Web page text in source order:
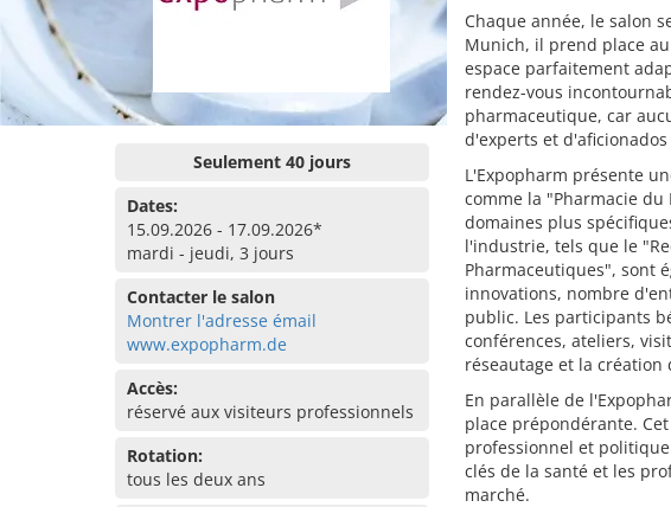
Seulement 40 jours
Dates:
15.09.2026 - 17.09.2026*
mardi - jeudi, 3 jours
Contacter le salon
Montrer l'adresse émail
www.expopharm.de
Accès:
réservé aux visiteurs professionnels
Rotation:
tous les deux ans
Chaque année, le salon
Munich, il prend place
espace parfaitement
rendez-vous
pharmaceutique, car
d'experts et
L'Expopharm présente
comme la "Pharmacie
domaines plus
l'industrie, tels que le
Pharmaceutiques", sont
innovations, nombre
public. Les participants
conférences, ateliers,
réseautage et la création
En parallèle de
place prépondérante.
professionnel et
clés de la santé et les
marché.